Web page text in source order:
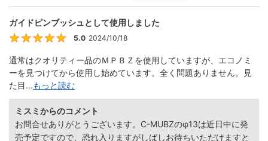
ガイドピンブッシュとして使用しました
5
5.0 2024/10/18
通常はクオリティー品のＭＰＢＺを使用していますが、エコノミ
ーを見つけてから使用し始めています。全く問題ありません。見
た目...もっと読む
ミスミからのコメント
お問合せありがとうございます。C-MUBZのφ13は近日中に発
売予定ですので、恐れ入りますがしばしお待ちいただけますと